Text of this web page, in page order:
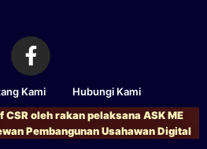
Kami
Hubungi Kami
oleh rakan pelaksana ASK ME
Pembangunan Usahawan Digital